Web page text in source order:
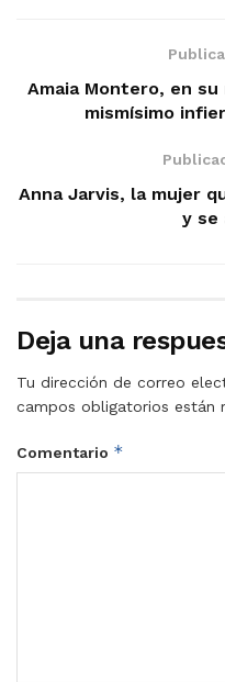
Amaia Montero, en su
mismísimo
Anna Jarvis, la mujer
y se
Deja una
Tu dirección de correo
campos obligatorios están
Comentario *